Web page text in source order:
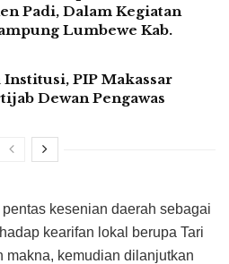
Padi, Dalam Kegiatan
Lumbewe Kab.
PIP Makassar
Dewan Pengawas
kesenian daerah sebagai
kearifan lokal berupa Tari
makna, kemudian dilanjutkan